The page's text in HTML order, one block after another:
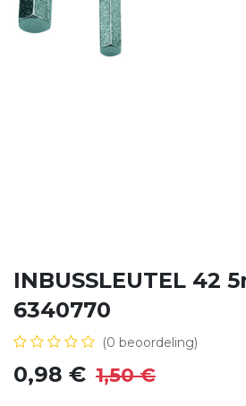
INBUSSLEUTEL 42
6340770
(0 beoordeling)
0,98 € 1,50€